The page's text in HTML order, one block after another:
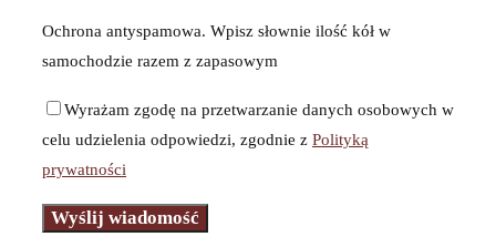
Ochrona antyspamowa. Wpisz słownie ilość kół w
samochodzie razem z zapasowym
Wyrażam zgodę na przetwarzanie danych osobowych w
celu udzielenia odpowiedzi, zgodnie z Polityką
prywatności